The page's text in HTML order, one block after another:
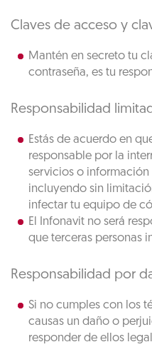
Claves de acceso y
Mantén en secreto tu
contraseña, es tu
Responsabilidad
Estás de acuerdo en
responsable por la
servicios o
incluyendo sin
infectar tu equipo de
El Infonavit no será
que terceras personas
Responsabilidad por
Si no cumples con los
causas un daño o
responder de ellos